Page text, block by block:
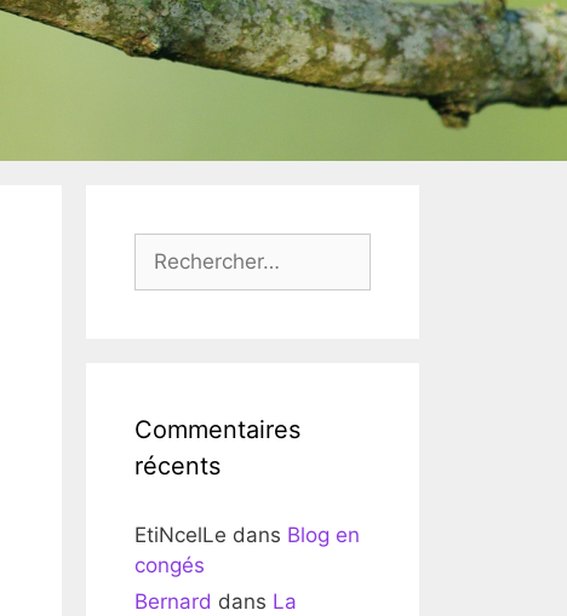
Commentaires
récents
EtiNcelLe dans Blog en
congés
Bernard dans La